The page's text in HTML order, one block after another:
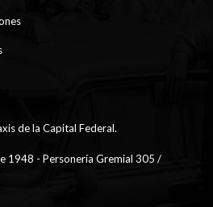
de la Capital Federal.
1948 - Personería Gremial 305 /